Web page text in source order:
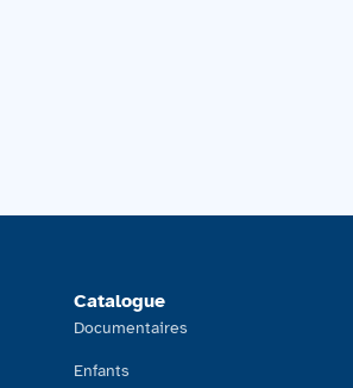
Catalogue
Documentaires
Enfants